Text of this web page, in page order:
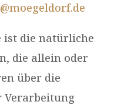
ist die natürliche
die allein oder
über die
Verarbeitung